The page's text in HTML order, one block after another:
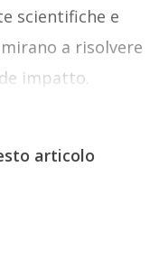
scientifiche e
a risolvere
impatto.
articolo